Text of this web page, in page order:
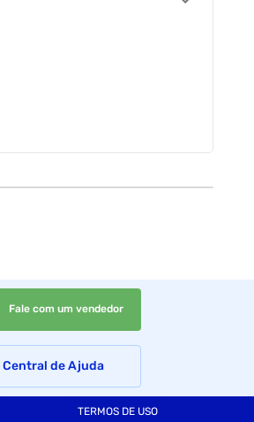
Fale com um vendedor
Central de Ajuda
TERMOS DE USO